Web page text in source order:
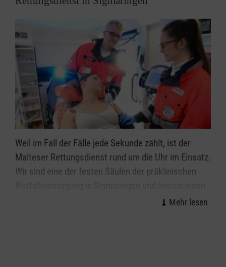
Weil im Fall der Fälle jede Sekunde zählt, ist der
Malteser Rettungsdienst rund um die Uhr im Einsatz.
Wir sind eine der festen Säulen der präklinischen
wichtigen Beitrag für eine optimale Versorgung von